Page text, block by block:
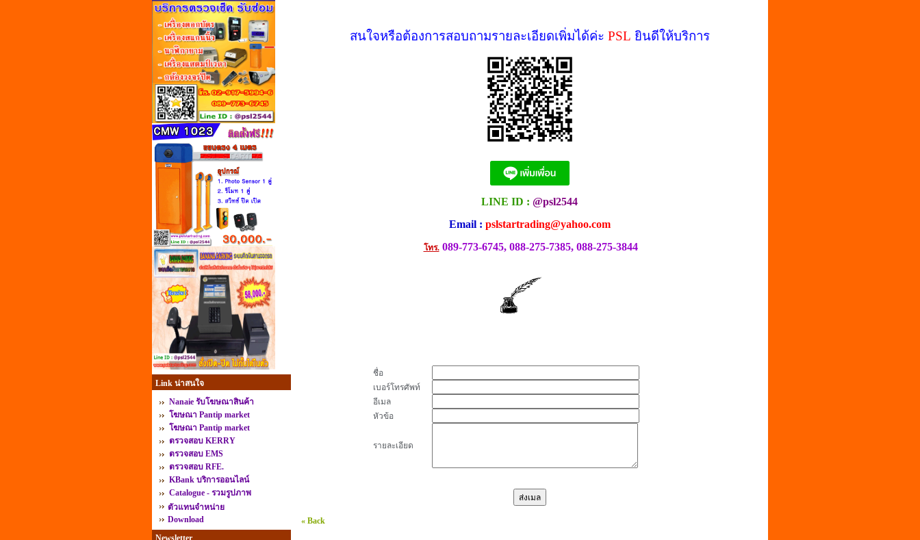
Link น่าสนใจ
Nanaie รับโฆษณาสินค้า
โฆษณา Pantip market
โฆษณา Pantip market
ตรวจสอบ KERRY
ตรวจสอบ EMS
ตรวจสอบ RFE.
KBank บริการออนไลน์
Catalogue - รวมรูปภาพ
ตัวแทนจำหน่าย
Download
Newsletter
สนใจหรือต้องการสอบถามรายละเอียดเพิ่มได้ค่ะ PSL ยินดีให้บริการ
LINE ID : @psl2544
Email : pslstartrading@yahoo.com
โทร.089-773-6745, 088-275-7385, 088-275-3844
ชื่อ
เบอร์โทรศัพท์
อีเมล
หัวข้อ
รายละเอียด
« Back